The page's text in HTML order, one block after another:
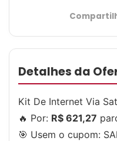
Detalhes da
Kit De Internet Via
🔥 Por: R$ 621,27
🎯 Usem o cupom: